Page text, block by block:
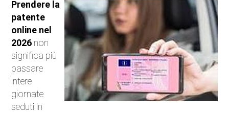
Auto Elettriche
Ecologia
Saloni dell'auto
Curiosità
Prendere la
patente
online nel
2026 non
significa più
passare
intere
giornate
seduti in